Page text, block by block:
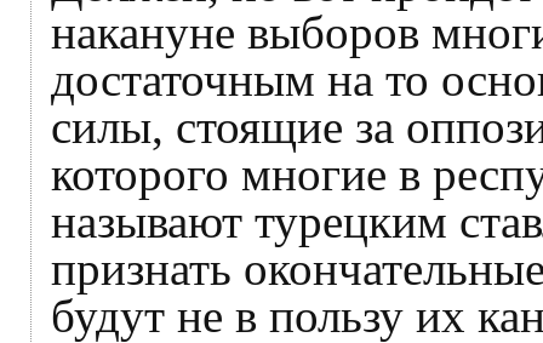
накануне выборов
достаточным на то
силы, стоящие за
которого многие в
называют турецким
признать
будут не в пользу их